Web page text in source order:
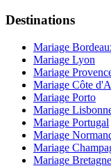
Destinations
Mariage
Mariage Lyon
Mariage
Mariage Côte
Mariage Porto
Mariage
Mariage Portugal
Mariage
Mariage
Mariage Bretagne